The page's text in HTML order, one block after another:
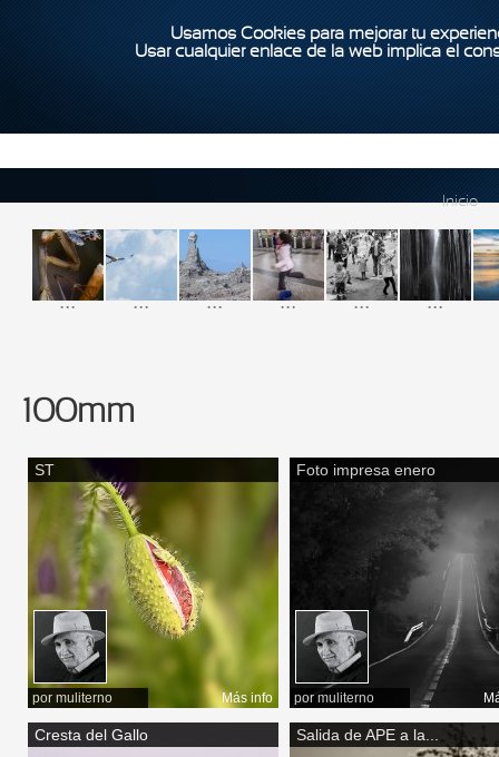
Usamos Cookies para mejorar tu
Usar cualquier enlace de la web implica el
Inicio
... ... ... ... ... ...
100mm
ST
por muliterno Más info
Foto impresa enero
por muliterno
Cresta del Gallo Salida de APE a la...
Páginas